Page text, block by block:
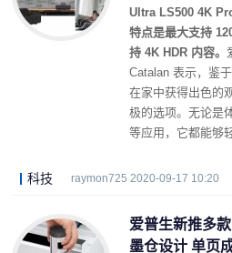
Ultra LS500 4K
特点是最大支持
持 4K HDR 内容。
Catalan 表示，鉴
在家中获得出色的
极的选项。无论是
等应用，它都能够
科技 raymon725 2020-09-17 10:20
爱普生新推多
墨仓设计 单页